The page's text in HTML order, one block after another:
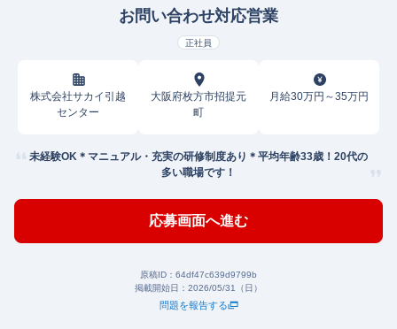
お問い合わせ対応営業
正社員
株式会社サカイ引越
センター
大阪府枚方市招提元
町
月給30万円～35万円
未経験OK＊マニュアル・充実の研修制度あり＊平均年齢33歳！20代の
多い職場です！
応募画面へ進む
原稿ID： 64df47c639d9799b
掲載開始日： 2026/05/31（日）
問題を報告する